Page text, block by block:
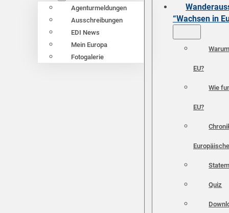
Agenturmeldungen
Ausschreibungen
EDI News
Mein Europa
Fotogalerie
“Wachsen in
EU?
Wie
EU?
Quiz